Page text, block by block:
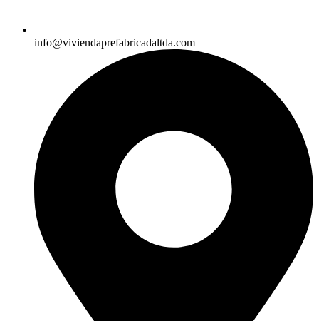
info@viviendaprefabricadaltda.com